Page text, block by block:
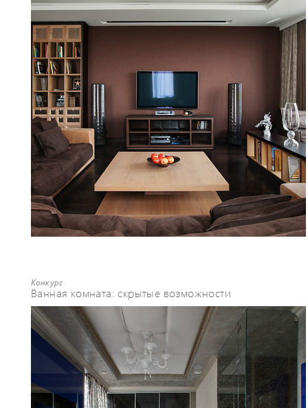
Конкурс
Ванная комната: скрытые возможности